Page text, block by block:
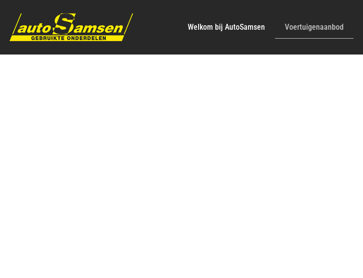
Welkom bij AutoSamsen Voertuigenaanbod